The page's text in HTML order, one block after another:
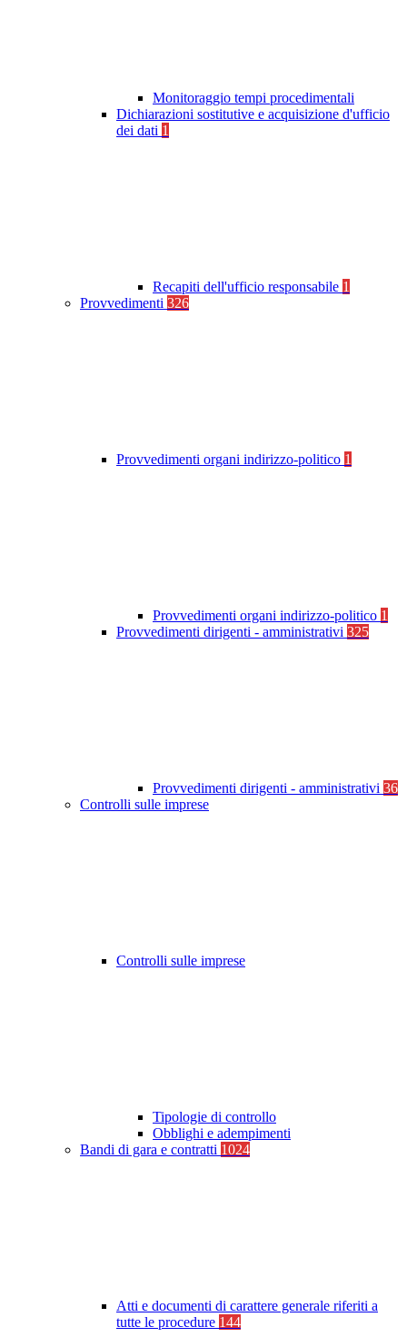
Monitoraggio tempi procedimentali
Dichiarazioni sostitutive e acquisizione d'ufficio
dei dati 1
Recapiti dell'ufficio responsabile 1
Provvedimenti 326
Provvedimenti organi indirizzo-politico 1
Provvedimenti organi indirizzo-politico 1
Provvedimenti dirigenti - amministrativi 325
Provvedimenti dirigenti - amministrativi 36
Controlli sulle imprese
Controlli sulle imprese
Tipologie di controllo
Obblighi e adempimenti
Bandi di gara e contratti 1024
Atti e documenti di carattere generale riferiti a
tutte le procedure 144